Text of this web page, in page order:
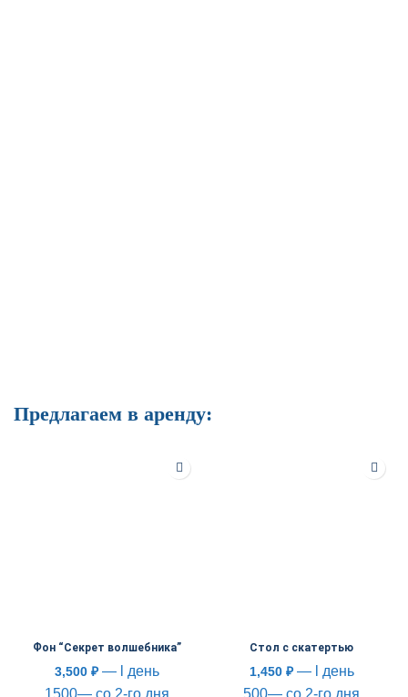
Предлагаем в аренду:
Фон “Секрет волшебника”
3,500 ₽— l день
1500— со 2-го дня
Стол с скатертью
1,450 ₽— l день
500— со 2-го дня